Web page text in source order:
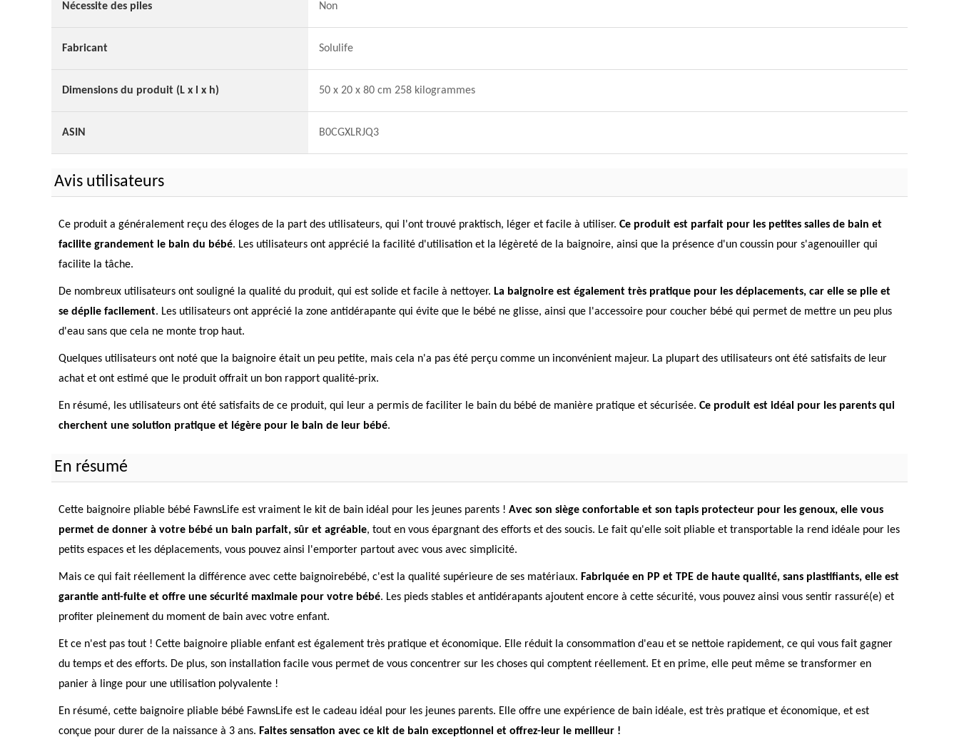
Nécessite des piles Non
Fabricant Solulife
Dimensions du produit (L x l x h) 50 x 20 x 80 cm 258 kilogrammes
ASIN B0CGXLRJQ3
Avis utilisateurs
Ce produit a généralement reçu des éloges de la part des utilisateurs, qui l'ont trouvé praktisch, léger et facile à utiliser. Ce produit est parfait pour les petites salles de bain et
facilite grandement le bain du bébé. Les utilisateurs ont apprécié la facilité d'utilisation et la légèreté de la baignoire, ainsi que la présence d'un coussin pour s'agenouiller qui
facilite la tâche.
De nombreux utilisateurs ont souligné la qualité du produit, qui est solide et facile à nettoyer. La baignoire est également très pratique pour les déplacements, car elle se plie et
se déplie facilement. Les utilisateurs ont apprécié la zone antidérapante qui évite que le bébé ne glisse, ainsi que l'accessoire pour coucher bébé qui permet de mettre un peu plus
d'eau sans que cela ne monte trop haut.
Quelques utilisateurs ont noté que la baignoire était un peu petite, mais cela n'a pas été perçu comme un inconvénient majeur. La plupart des utilisateurs ont été satisfaits de leur
achat et ont estimé que le produit offrait un bon rapport qualité-prix.
En résumé, les utilisateurs ont été satisfaits de ce produit, qui leur a permis de faciliter le bain du bébé de manière pratique et sécurisée. Ce produit est idéal pour les parents qui
cherchent une solution pratique et légère pour le bain de leur bébé.
En résumé
Cette baignoire pliable bébé FawnsLife est vraiment le kit de bain idéal pour les jeunes parents ! Avec son siège confortable et son tapis protecteur pour les genoux, elle vous
permet de donner à votre bébé un bain parfait, sûr et agréable, tout en vous épargnant des efforts et des soucis. Le fait qu'elle soit pliable et transportable la rend idéale pour les
petits espaces et les déplacements, vous pouvez ainsi l'emporter partout avec vous avec simplicité.
Mais ce qui fait réellement la différence avec cette baignoirebébé, c'est la qualité supérieure de ses matériaux. Fabriquée en PP et TPE de haute qualité, sans plastifiants, elle est
garantie anti-fuite et offre une sécurité maximale pour votre bébé. Les pieds stables et antidérapants ajoutent encore à cette sécurité, vous pouvez ainsi vous sentir rassuré(e) et
profiter pleinement du moment de bain avec votre enfant.
Et ce n'est pas tout ! Cette baignoire pliable enfant est également très pratique et économique. Elle réduit la consommation d'eau et se nettoie rapidement, ce qui vous fait gagner
du temps et des efforts. De plus, son installation facile vous permet de vous concentrer sur les choses qui comptent réellement. Et en prime, elle peut même se transformer en
panier à linge pour une utilisation polyvalente !
En résumé, cette baignoire pliable bébé FawnsLife est le cadeau idéal pour les jeunes parents. Elle offre une expérience de bain idéale, est très pratique et économique, et est
conçue pour durer de la naissance à 3 ans. Faites sensation avec ce kit de bain exceptionnel et offrez-leur le meilleur !